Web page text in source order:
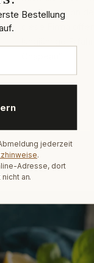
Hier kann man
Bestellung
jederzeit
.
Adresse, dort
an.